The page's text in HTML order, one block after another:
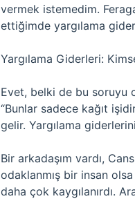
vermek istemedim.
ettiğimde yargılama
Yargılama Giderleri:
Evet, belki de bu soruyu
“Bunlar sadece kağıt
gelir. Yargılama
Bir arkadaşım vardı,
odaklanmış bir insan
daha çok kaygılanırdı.